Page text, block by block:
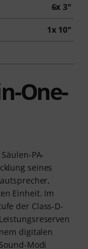
6x 3"
1x 10"
One-
PA-
seines
Einheit. Im
der Class-D-
digitalen
Modi